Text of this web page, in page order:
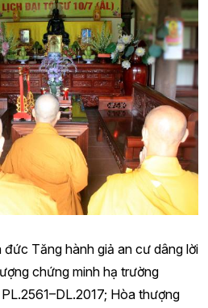
Tăng hành giả an cư dâng lời
chứng minh hạ trường
Hòa thượng